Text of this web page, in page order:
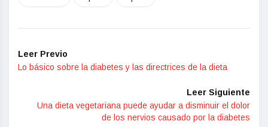
Leer Previo
Lo básico sobre la diabetes y las directrices de la dieta
Leer Siguiente
Una dieta vegetariana puede ayudar a disminuir el dolor
de los nervios causado por la diabetes